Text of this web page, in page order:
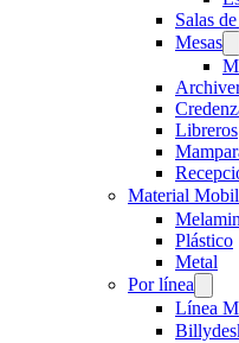
Salas
Mesas
Libreros
Material
Plástico
Metal
Por línea
Línea M